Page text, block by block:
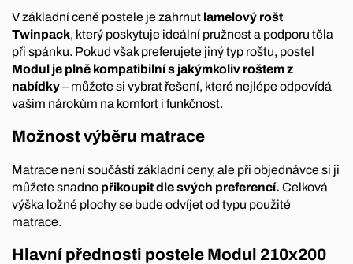
V základní ceně postele je zahrnut lamelový rošt
Twinpack, který poskytuje ideální pružnost a podporu těla
při spánku. Pokud však preferujete jiný typ roštu, postel
Modul je plně kompatibilní s jakýmkoliv roštem z
nabídky– můžete si vybrat řešení, které nejlépe odpovídá
vašim nárokům na komfort i funkčnost.
Možnost výběru matrace
Matrace není součástí základní ceny, ale při objednávce si ji
můžete snadno přikoupit dle svých preferencí. Celková
výška ložné plochy se bude odvíjet od typu použité
matrace.
Hlavní přednosti postele Modul 210x200